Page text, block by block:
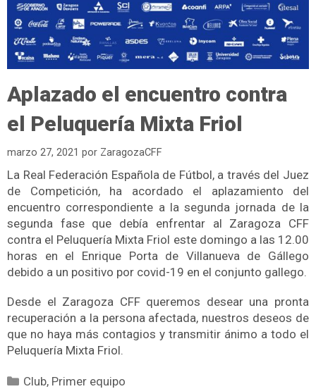
Aplazado el encuentro contra
el Peluquería Mixta Friol
marzo 27, 2021 por ZaragozaCFF
La Real Federación Española de Fútbol, a través del Juez
de Competición, ha acordado el aplazamiento del
encuentro correspondiente a la segunda jornada de la
segunda fase que debía enfrentar al Zaragoza CFF
contra el Peluquería Mixta Friol este domingo a las 12.00
horas en el Enrique Porta de Villanueva de Gállego
debido a un positivo por covid-19 en el conjunto gallego.
Desde el Zaragoza CFF queremos desear una pronta
recuperación a la persona afectada, nuestros deseos de
que no haya más contagios y transmitir ánimo a todo el
Peluquería Mixta Friol.
Club, Primer equipo